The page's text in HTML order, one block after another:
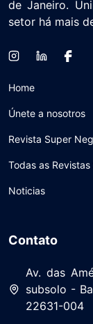
de Janeiro.
setor há mais
Home
Únete a nosotros
Revista Super
Todas as
Noticias
Contato
Av. das
subsolo -
22631-004